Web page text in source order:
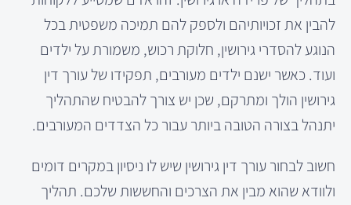
להבין את זכויותיהם ולספק להם תמיכה משפטית בכל
הנוגע להסדרי גירושין, חלוקת רכוש, משמורת על ילדים
ועוד. כאשר ישנם ילדים מעורבים, תפקידו של עורך דין
גירושין הולך ומתרקם, שכן יש צורך להבטיח שהתהליך
יתנהל בצורה הטובה ביותר עבור כל הצדדים המעורבים.
חשוב לבחור עורך דין גירושין שיש לו ניסיון במקרים דומים
ולוודא שהוא מבין את הצרכים והחששות שלכם. תהליך